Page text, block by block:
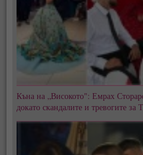
Къна на „Високото": Емрах
докато скандалите и тревогите за